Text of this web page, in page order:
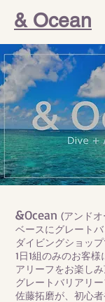
& Ocean
&Ocean (アンド
ベースにグレート
ダイビングショップ
1日1組のみのお客
アリーフをお楽しみ
グレートバリアリ
佐藤拓磨が、初心